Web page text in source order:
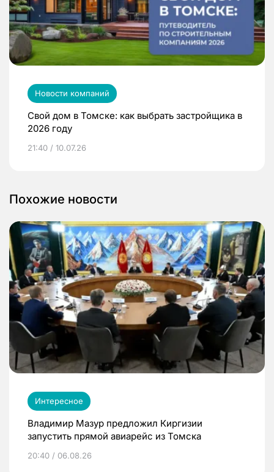
Новости компаний
Свой дом в Томске: как выбрать застройщика в
2026 году
21:40 / 10.07.26
Похожие новости
Интересное
Владимир Мазур предложил Киргизии
запустить прямой авиарейс из Томска
20:40 / 06.08.26